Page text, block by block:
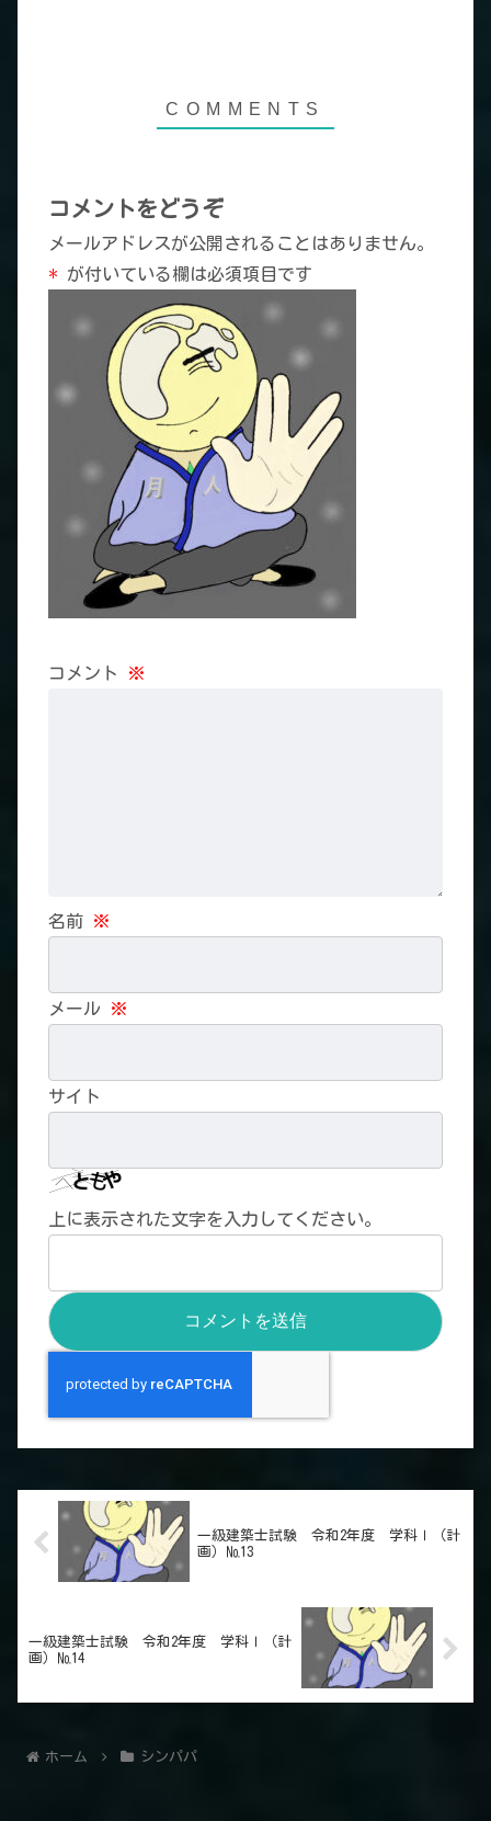
コメントをどうぞ
メールアドレスが公開されることはありません。
* が付いている欄は必須項目です
コメント ※
名前 ※
メール ※
サイト
上に表示された文字を入力してください。
一級建築士試験 令和2年度 学科Ⅰ（計
画）№13
一級建築士試験 令和2年度 学科Ⅰ（計
画）№14
ホーム シンパパ